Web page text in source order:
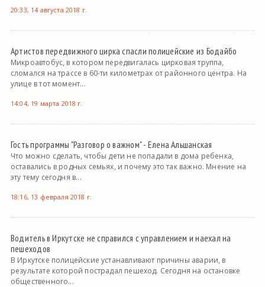
20:33, 14 августа 2018 г.
Артистов передвижного цирка спасли полицейские из Бодайбо
Микроавтобус, в котором передвигалась цирковая труппа,
сломался на трассе в 60-ти километрах от районного центра. На
улице в тот момент...
14:04, 19 марта 2018 г.
Гость программы "Разговор о важном" - Елена Альшанская
Что можно сделать, чтобы дети не попадали в дома ребенка,
оставались в родных семьях, и почему это так важно. Мнение на
эту тему сегодня в...
18:16, 13 февраля 2018 г.
Водитель в Иркутске не справился с управлением и наехал на
пешеходов
В Иркутске полицейские устанавливают причины аварии, в
результате которой пострадал пешеход. Сегодня на остановке
общественного...